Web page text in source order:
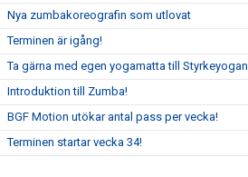
Nya zumbakoreografin som utlovat
Terminen är igång!
Ta gärna med egen yogamatta till Styrkeyogan
Introduktion till Zumba!
BGF Motion utökar antal pass per vecka!
Terminen startar vecka 34!